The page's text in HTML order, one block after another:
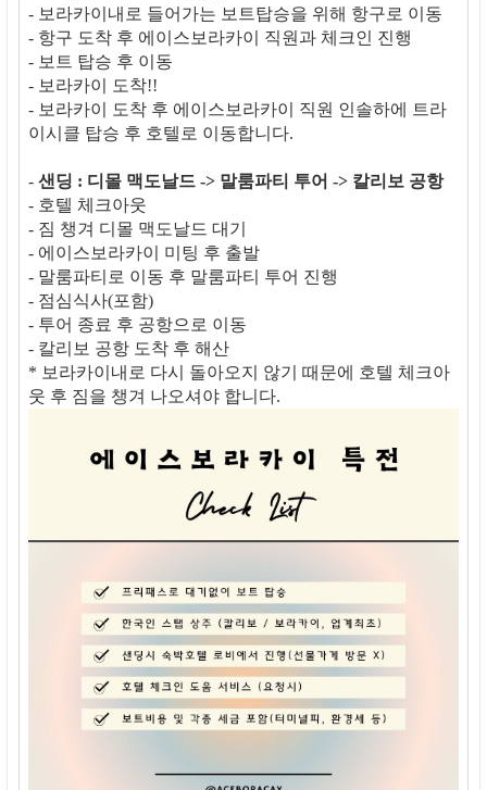
- 보라카이내로 들어가는 보트탑승을 위해 항구로 이동
- 항구 도착 후 에이스보라카이 직원과 체크인 진행
- 보트 탑승 후 이동
- 보라카이 도착!!
- 보라카이 도착 후 에이스보라카이 직원 인솔하에 트라
이시클 탑승 후 호텔로 이동합니다.
- 샌딩 : 디몰 맥도날드 -> 말룸파티 투어 -> 칼리보 공항
- 호텔 체크아웃
- 짐 챙겨 디몰 맥도날드 대기
- 에이스보라카이 미팅 후 출발
- 말룸파티로 이동 후 말룸파티 투어 진행
- 점심식사(포함)
- 투어 종료 후 공항으로 이동
- 칼리보 공항 도착 후 해산
* 보라카이내로 다시 돌아오지 않기 때문에 호텔 체크아
웃 후 짐을 챙겨 나오셔야 합니다.